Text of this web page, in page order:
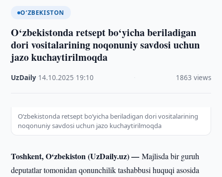
O‘ZBEKISTON
O‘zbekistonda retsept bo‘yicha beriladigan
dori vositalarining noqonuniy savdosi uchun
jazo kuchaytirilmoqda
UzDaily 14.10.2025 19:10 1863 views
O‘zbekistonda retsept bo‘yicha beriladigan dori vositalarining
noqonuniy savdosi uchun jazo kuchaytirilmoqda
Toshkent, O‘zbekiston (UzDaily.uz) —Majlisda bir guruh
deputatlar tomonidan qonunchilik tashabbusi huquqi asosida